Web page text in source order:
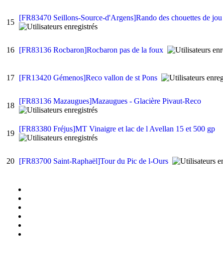
15
[FR83470 Seillons-Source-d'Argens]Rando des chouettes de
16 [FR83136 Rocbaron]Rocbaron pas de la foux
17 [FR13420 Gémenos]Reco vallon de st Pons
18
[FR83136 Mazaugues]Mazaugues - Glacière Pivaut-Reco
19
[FR83380 Fréjus]MT Vinaigre et lac de l Avellan 15 et 500 gp
20 [FR83700 Saint-Raphaël]Tour du Pic de l-Ours